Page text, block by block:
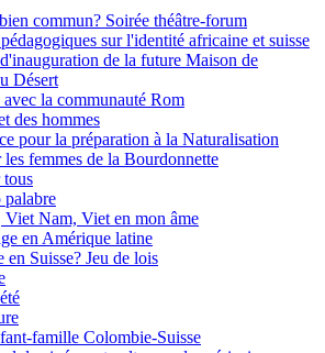
commun? Soirée théâtre-forum
sur l'identité africaine et suisse
de la future Maison de
Désert
la communauté Rom
des hommes
pour la préparation à la Naturalisation
femmes de la Bourdonnette
palabre
Nam, Viet en mon âme
en Amérique latine
en Suisse? Jeu de lois
famille Colombie-Suisse